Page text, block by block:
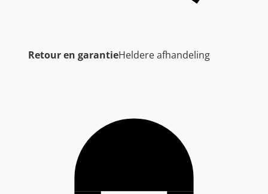
Retour en garantieHeldere afhandeling